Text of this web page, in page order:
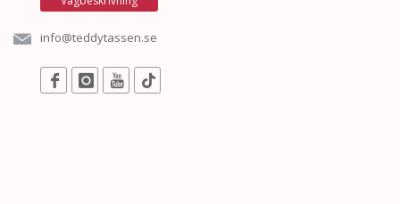
info@teddytassen.se